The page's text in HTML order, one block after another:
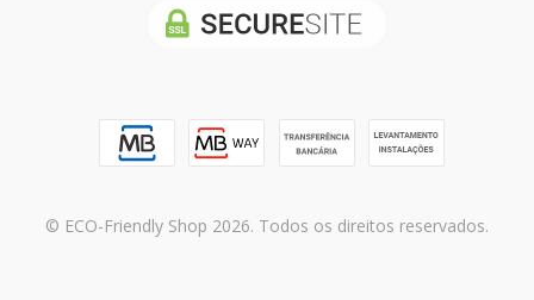
© ECO-Friendly Shop 2026. Todos os direitos reservados.